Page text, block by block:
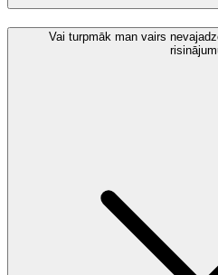
Vai turpmāk man vairs